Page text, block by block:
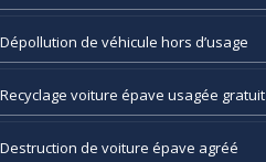
Dépollution de véhicule hors d’usage
Recyclage voiture épave usagée gratuit
Destruction de voiture épave agréé